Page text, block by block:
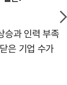
승과 인력 부족
은 기업 수가